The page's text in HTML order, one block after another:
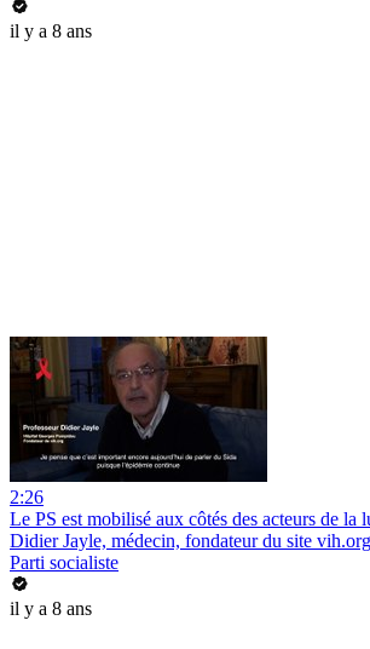
il y a 8 ans
2:26
Le PS est mobilisé aux côtés des acteurs de la
Didier Jayle, médecin, fondateur du site
Parti socialiste
il y a 8 ans